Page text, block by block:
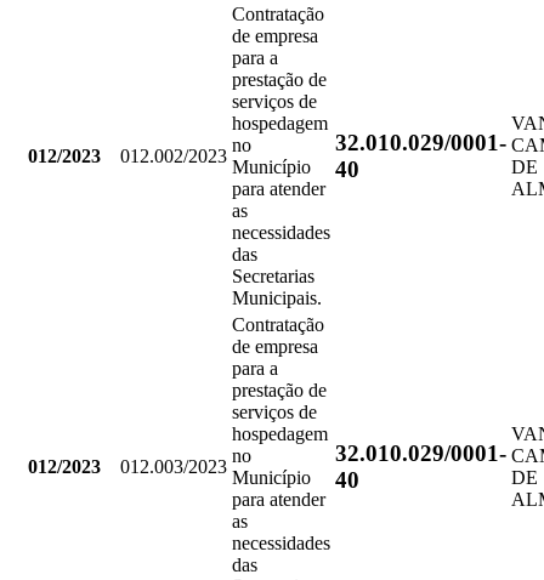
012/2023 012.002/2023
Contratação
de empresa
para a
prestação de
serviços de
hospedagem
no
Município
para atender
as
necessidades
das
Secretarias
Municipais.
32.010.029/0001-
40
DE
012/2023 012.003/2023
Contratação
de empresa
para a
prestação de
serviços de
hospedagem
no
Município
para atender
as
necessidades
das
32.010.029/0001-
40
DE